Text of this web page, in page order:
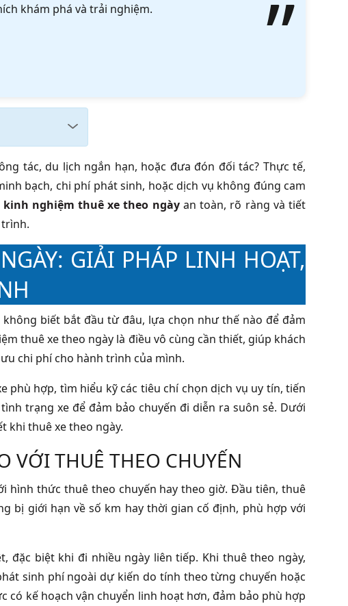
khám phá và trải nghiệm.
tác, du lịch ngắn hạn, hoặc đưa đón đối tác? Thực tế,
bạch, chi phí phát sinh, hoặc dịch vụ không đúng cam
kinh nghiệm thuê xe theo ngàyan toàn, rõ ràng và tiết
GIẢI PHÁP LINH HOẠT,
biết bắt đầu từ đâu, lựa chọn như thế nào để đảm
thuê xe theo ngày là điều vô cùng cần thiết, giúp khách
chi phí cho hành trình của mình.
phù hợp, tìm hiểu kỹ các tiêu chí chọn dịch vụ uy tín, tiến
trạng xe để đảm bảo chuyến đi diễn ra suôn sẻ. Dưới
khi thuê xe theo ngày.
VỚI THUÊ THEO CHUYẾN
hình thức thuê theo chuyến hay theo giờ. Đầu tiên, thuê
bị giới hạn về số km hay thời gian cố định, phù hợp với
đặc biệt khi đi nhiều ngày liên tiếp. Khi thuê theo ngày,
sinh phí ngoài dự kiến do tính theo từng chuyến hoặc
kế hoạch vận chuyển linh hoạt hơn, đảm bảo phù hợp